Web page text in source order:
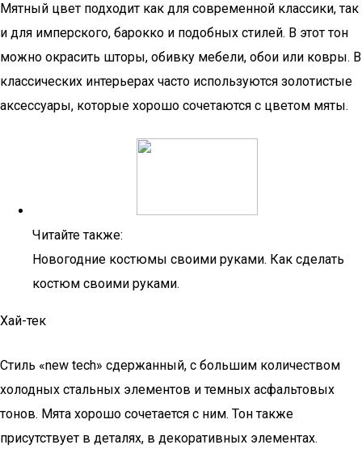
Мятный цвет подходит как для современной классики, так
и для имперского, барокко и подобных стилей. В этот тон
можно окрасить шторы, обивку мебели, обои или ковры. В
классических интерьерах часто используются золотистые
аксессуары, которые хорошо сочетаются с цветом мяты.
Читайте также:
Новогодние костюмы своими руками. Как сделать
костюм своими руками.
Хай-тек
Стиль «new tech» сдержанный, с большим количеством
холодных стальных элементов и темных асфальтовых
тонов. Мята хорошо сочетается с ним. Тон также
присутствует в деталях, в декоративных элементах.